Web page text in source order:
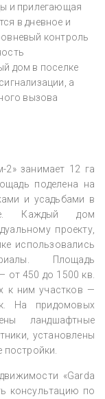
и прилегающая
в дневное и
контроль
дом в поселке
а
вызова
2» занимает 12 га
поделена на
и усадьбами в
Каждый дом
проекту,
использовались
Площадь
от 450 до 1500 кв.
к ним участков —
На придомовых
ландшафтные
установлены
постройки.
«Garda
консультацию по